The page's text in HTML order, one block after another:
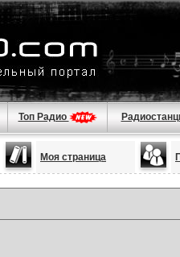
Топ Радио
Моя страница